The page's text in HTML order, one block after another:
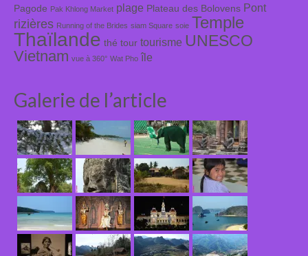
Pagode Pak Khlong Market plage Plateau des Bolovens Pont
rizières Running of the Brides siam Square soie Temple
Thaïlande thé tour tourisme UNESCO
Vietnam vue à 360° Wat Pho île
Galerie de l’article